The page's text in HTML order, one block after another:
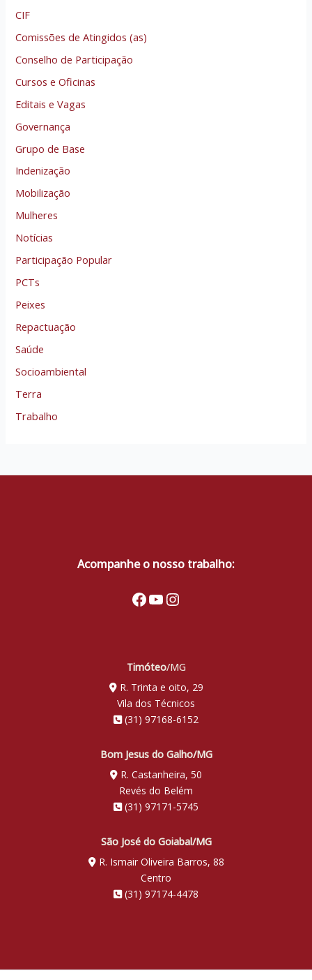
CIF
Comissões de Atingidos (as)
Conselho de Participação
Cursos e Oficinas
Editais e Vagas
Governança
Grupo de Base
Indenização
Mobilização
Mulheres
Notícias
Participação Popular
PCTs
Peixes
Repactuação
Saúde
Socioambiental
Terra
Trabalho
Acompanhe o nosso trabalho:
Facebook
Youtube
Instagram
Timóteo/MG
R. Trinta e oito, 29
Vila dos Técnicos
(31) 97168-6152
Bom Jesus do Galho/MG
R. Castanheira, 50
Revés do Belém
(31) 97171-5745
São José do Goiabal/MG
R. Ismair Oliveira Barros, 88
Centro
(31) 97174-4478